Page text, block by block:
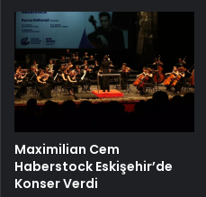
Maximilian Cem
Haberstock Eskişehir’de
Konser Verdi